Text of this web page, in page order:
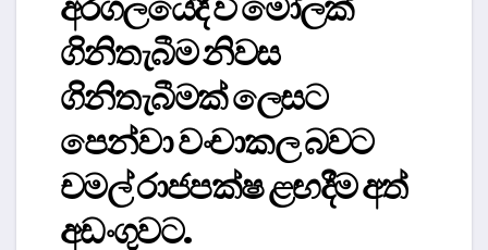
ගිනිතැබීම නිවස
ගිනිතැබීමක් ලෙසට
පෙන්වා වංචාකල බවට
චමල් රාජපක්ෂ ළඟදීම අත්
අඩංගුවට.